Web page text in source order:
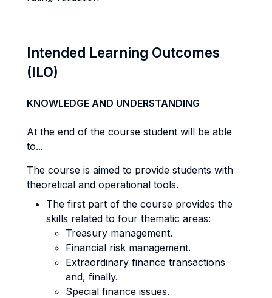
Intended Learning Outcomes
(ILO)
KNOWLEDGE AND UNDERSTANDING
At the end of the course student will be able
to...
The course is aimed to provide students with
theoretical and operational tools.
The first part of the course provides the
skills related to four thematic areas:
Treasury management.
Financial risk management.
Extraordinary finance transactions
and, finally.
Special finance issues.